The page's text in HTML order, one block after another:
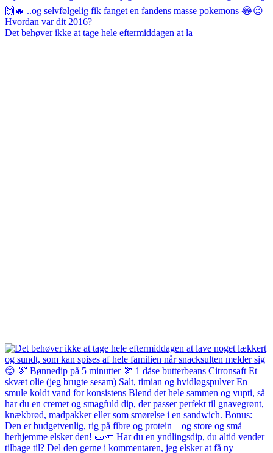
Det behøver ikke at tage hele eftermiddagen at la